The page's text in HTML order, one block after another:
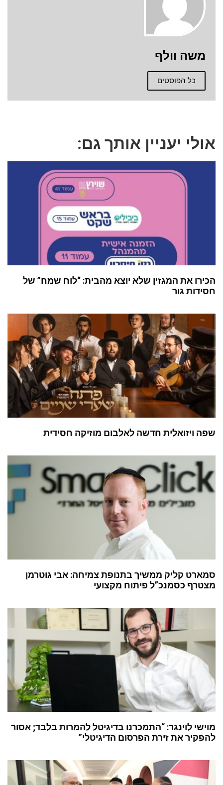
משה וולף
כל הפוסטים
אולי יעניין אותך גם:
הכירו את המגזין שלא יוצא מהבית: “לוח שמח” של
חסידות גור
שפה ויזואלית חדשה לאלבום מוזיקה חסידית
סמארט קליק ממשיך בתנופת צמיחה: אבי גוטרמן
מצטרף כסמנכ”ל פיתוח מקצועי
מוישי לוינגר: “התמכרנו בדיגיטל להמרות בלבד; אסור
להפקיר את זירת הפרסום הדיגיטלי”